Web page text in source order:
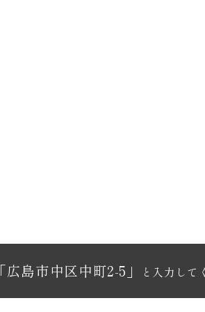
「広島市中区中町2-5」 と入力して